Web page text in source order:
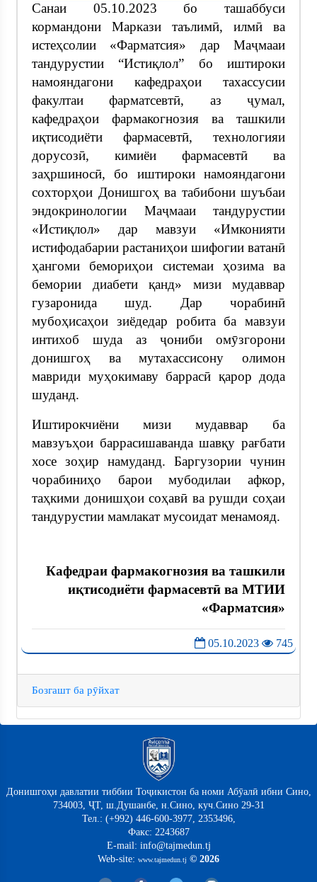
Санаи 05.10.2023 бо ташаббуси
кормандони Маркази таълимӣ, илмӣ ва
истеҳсолии «Фарматсия» дар Маҷмааи
тандурустии “Истиқлол” бо иштироки
намояндагони кафедраҳои тахассусии
факултаи фарматсевтӣ, аз ҷумал,
кафедраҳои фармакогнозия ва ташкили
иқтисодиёти фармасевтӣ, технологияи
дорусозӣ, кимиёи фармасевтӣ ва
заҳршиносӣ, бо иштироки намояндагони
сохторҳои Донишгоҳ ва табибони шуъбаи
эндокринологии Маҷмааи тандурустии
«Истиқлол» дар мавзуи «Имконияти
истифодабарии растаниҳои шифогии ватанӣ
ҳангоми бемориҳои системаи ҳозима ва
бемории диабети қанд» мизи мудаввар
гузаронида шуд. Дар чорабинӣ
мубоҳисаҳои зиёдедар робита ба мавзуи
интихоб шуда аз ҷониби омӯзгорони
донишгоҳ ва мутахассисону олимон
мавриди муҳокимаву баррасӣ қарор дода
шуданд.
Иштирокчиёни мизи мудаввар ба
мавзуъҳои баррасишаванда шавқу рағбати
хосе зоҳир намуданд. Баргузории чунин
чорабиниҳо барои мубодилаи афкор,
таҳкими донишҳои соҳавӣ ва рушди соҳаи
тандурустии мамлакат мусоидат менамояд.
Кафедраи фармакогнозия ва ташкили
иқтисодиёти фармасевтӣ ва МТИИ
«Фарматсия»
05.10.2023 745
Бозгашт ба рӯйхат
Донишгоҳи давлатии тиббии Тоҷикистон ба номи Абӯалӣ ибни Сино,
734003, ҶТ, ш.Душанбе, н.Сино, куч.Сино 29-31
Тел.: (+992) 446-600-3977, 2353496,
Факс: 2243687
E-mail: info@tajmedun.tj
Web-site: www.tajmedun.tj © 2026